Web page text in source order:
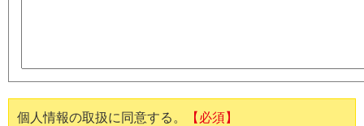
個人情報の取扱に同意する。
【必須】